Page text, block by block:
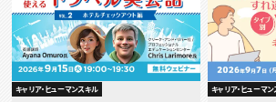
キャリア・ヒューマンスキル キャリア・ヒューマ